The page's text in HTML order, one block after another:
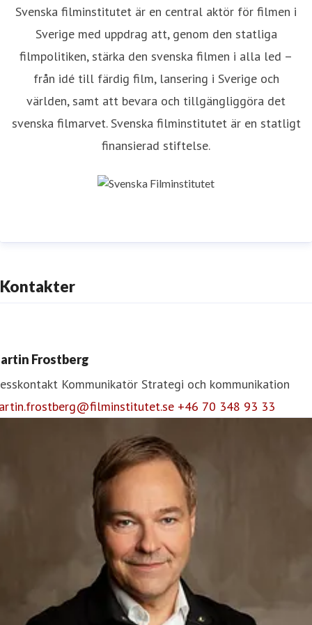
Svenska filminstitutet är en central aktör för filmen i
Sverige med uppdrag att, genom den statliga
filmpolitiken, stärka den svenska filmen i alla led –
från idé till färdig film, lansering i Sverige och
världen, samt att bevara och tillgängliggöra det
svenska filmarvet. Svenska filminstitutet är en statligt
finansierad stiftelse.
Kontakter
Frostberg
Kommunikatör Strategi och kommunikation
+46 70 348 93 33